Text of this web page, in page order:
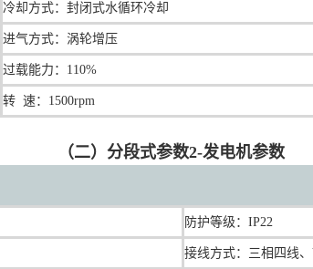
冷却方式：封闭式水循环冷却
进气方式：涡轮增压
过载能力：110%
转 速：1500rpm
（二）分段式参数2-发电机参数
防护等级：IP22
接线方式：三相四线